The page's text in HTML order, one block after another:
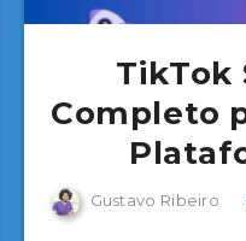
TikTok
Completo
Gustavo Ribeiro